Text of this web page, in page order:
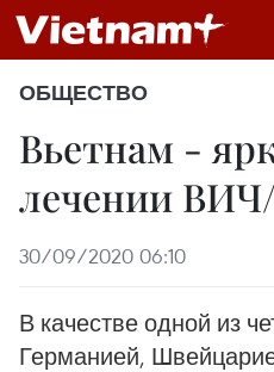
ОБЩЕСТВО
Вьетнам -
лечении
30/09/2020 06:10
В качестве одной из
Германией,